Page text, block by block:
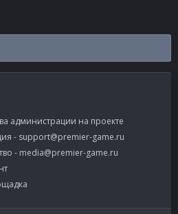
администрации на проекте
- support@premier-game.ru
- media@premier-game.ru